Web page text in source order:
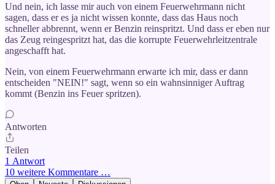
Und nein, ich lasse mir auch von einem Feuerwehrmann nicht
sagen, dass er es ja nicht wissen konnte, dass das Haus noch
schneller abbrennt, wenn er Benzin reinspritzt. Und dass er eben nur
das Zeug reingespritzt hat, das die korrupte Feuerwehrleitzentrale
angeschafft hat.
Nein, von einem Feuerwehrmann erwarte ich mir, dass er dann
entscheiden "NEIN!" sagt, wenn so ein wahnsinniger Auftrag
kommt (Benzin ins Feuer spritzen).
Antworten
Teilen
1 Antwort
10 weitere Kommentare …